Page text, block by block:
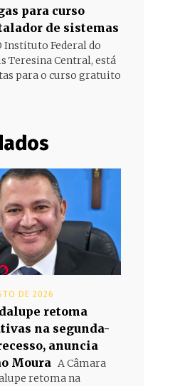
para curso
de sistemas
Instituto Federal do
Teresina Central, está
para o curso gratuito
DE 2026
retoma
na segunda-
anuncia
Moura A Câmara
retoma na